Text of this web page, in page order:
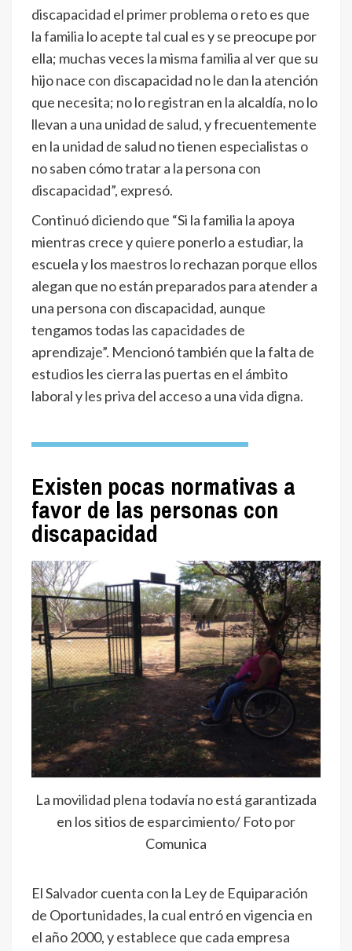
discapacidad el primer problema o reto es que
la familia lo acepte tal cual es y se preocupe por
ella; muchas veces la misma familia al ver que su
hijo nace con discapacidad no le dan la atención
que necesita; no lo registran en la alcaldía, no lo
llevan a una unidad de salud, y frecuentemente
en la unidad de salud no tienen especialistas o
no saben cómo tratar a la persona con
discapacidad”, expresó.
Continuó diciendo que “Si la familia la apoya
mientras crece y quiere ponerlo a estudiar, la
escuela y los maestros lo rechazan porque ellos
alegan que no están preparados para atender a
una persona con discapacidad, aunque
tengamos todas las capacidades de
aprendizaje”. Mencionó también que la falta de
estudios les cierra las puertas en el ámbito
laboral y les priva del acceso a una vida digna.
Existen pocas normativas a
favor de las personas con
discapacidad
La movilidad plena todavía no está garantizada
en los sitios de esparcimiento/ Foto por
Comunica
El Salvador cuenta con la Ley de Equiparación
de Oportunidades, la cual entró en vigencia en
el año 2000, y establece que cada empresa